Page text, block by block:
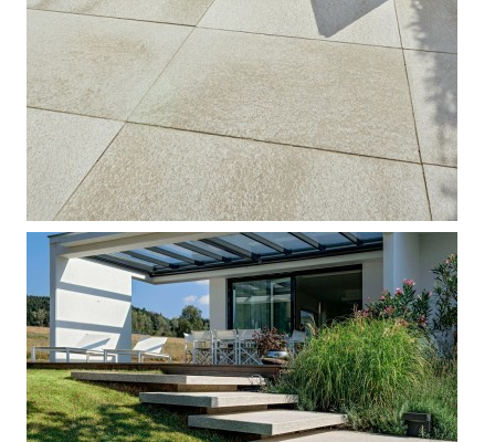
   